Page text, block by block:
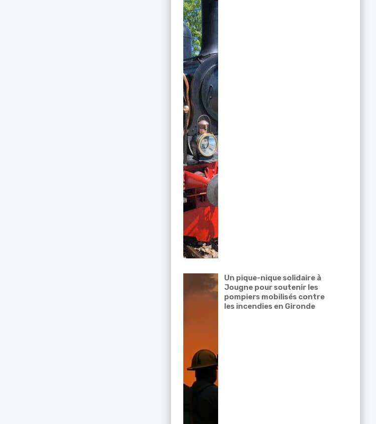
Un pique-nique solidaire à
Jougne pour soutenir les
pompiers mobilisés contre
les incendies en Gironde